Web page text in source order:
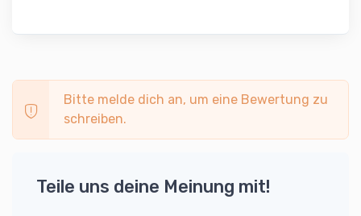
Bitte melde dich an, um eine Bewertung zu
schreiben.
Teile uns deine Meinung mit!